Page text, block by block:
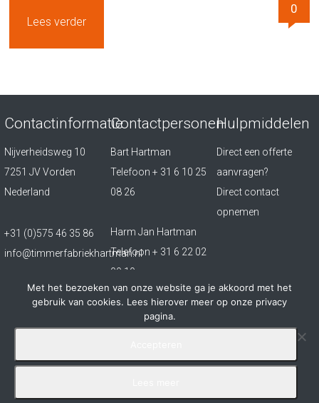
Lees verder
0
Contactinformatie
Nijverheidsweg 10
7251 JV Vorden
Nederland
+31 (0)575 46 35 86
info@timmerfabriekhartman.nl
Contactpersonen
Bart Hartman
Telefoon + 31 6 10 25
08 26
Harm Jan Hartman
Telefoon + 31 6 22 02
09 10
Hulpmiddelen
Direct een offerte
aanvragen?
Direct contact
opnemen
Copyright 2019 - Timmerfabriek Hartman
Ontwikkeld door Best4u Group B.V.
Met het bezoeken van onze website ga je akkoord met het
gebruik van cookies. Lees hierover meer op onze privacy
pagina.